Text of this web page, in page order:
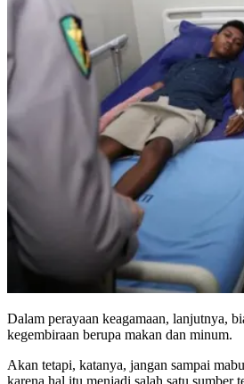
Dalam perayaan keagamaan, lanjutnya,
kegembiraan berupa makan dan minum.
Akan tetapi, katanya, jangan sampai